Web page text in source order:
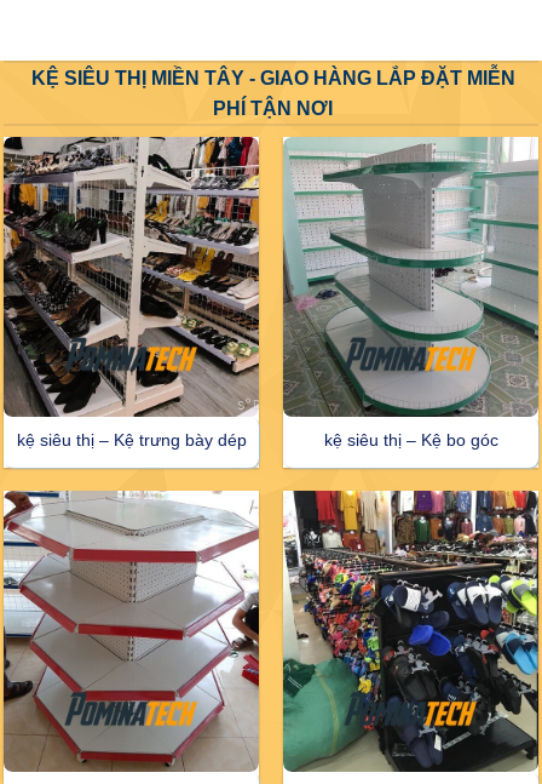
KỆ SIÊU THỊ MIỀN TÂY - GIAO HÀNG LẮP ĐẶT MIỄN
PHÍ TẬN NƠI
kệ siêu thị – Kệ trưng bày dép kệ siêu thị – Kệ bo góc